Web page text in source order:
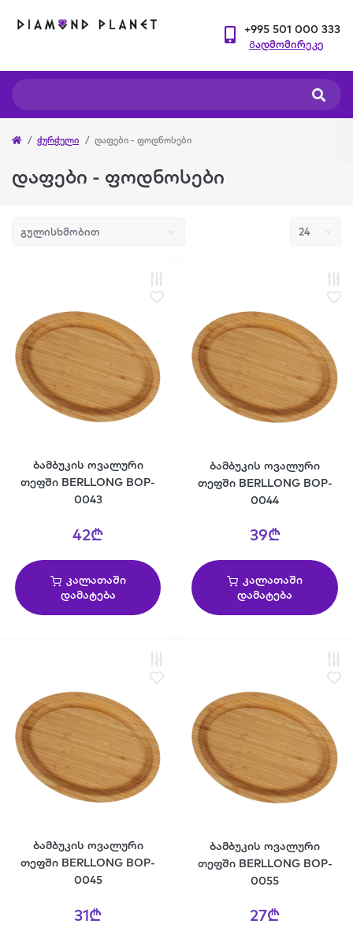
+995 501 000 333
Გადმომირეკე
ჭურჭელი დაფები - ფოდნოსები
დაფები - ფოდნოსები
ბამბუკის ოვალური
თეფში BERLLONG BOP-
0043
42₾
კალათაში
დამატება
ბამბუკის ოვალური
თეფში BERLLONG BOP-
0044
39₾
კალათაში
დამატება
ბამბუკის ოვალური
თეფში BERLLONG BOP-
0045
31₾
ბამბუკის ოვალური
თეფში BERLLONG BOP-
0055
27₾